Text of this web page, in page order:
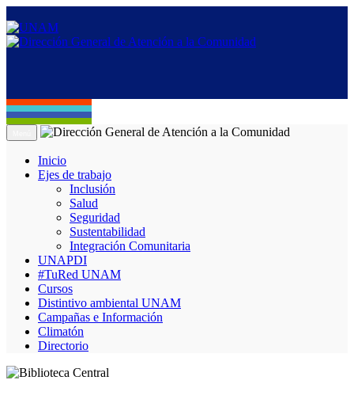
Inicio
Ejes de trabajo
Inclusión
Salud
Seguridad
Sustentabilidad
Integración Comunitaria
UNAPDI
#TuRed UNAM
Cursos
Distintivo ambiental UNAM
Campañas e Información
Climatón
Directorio